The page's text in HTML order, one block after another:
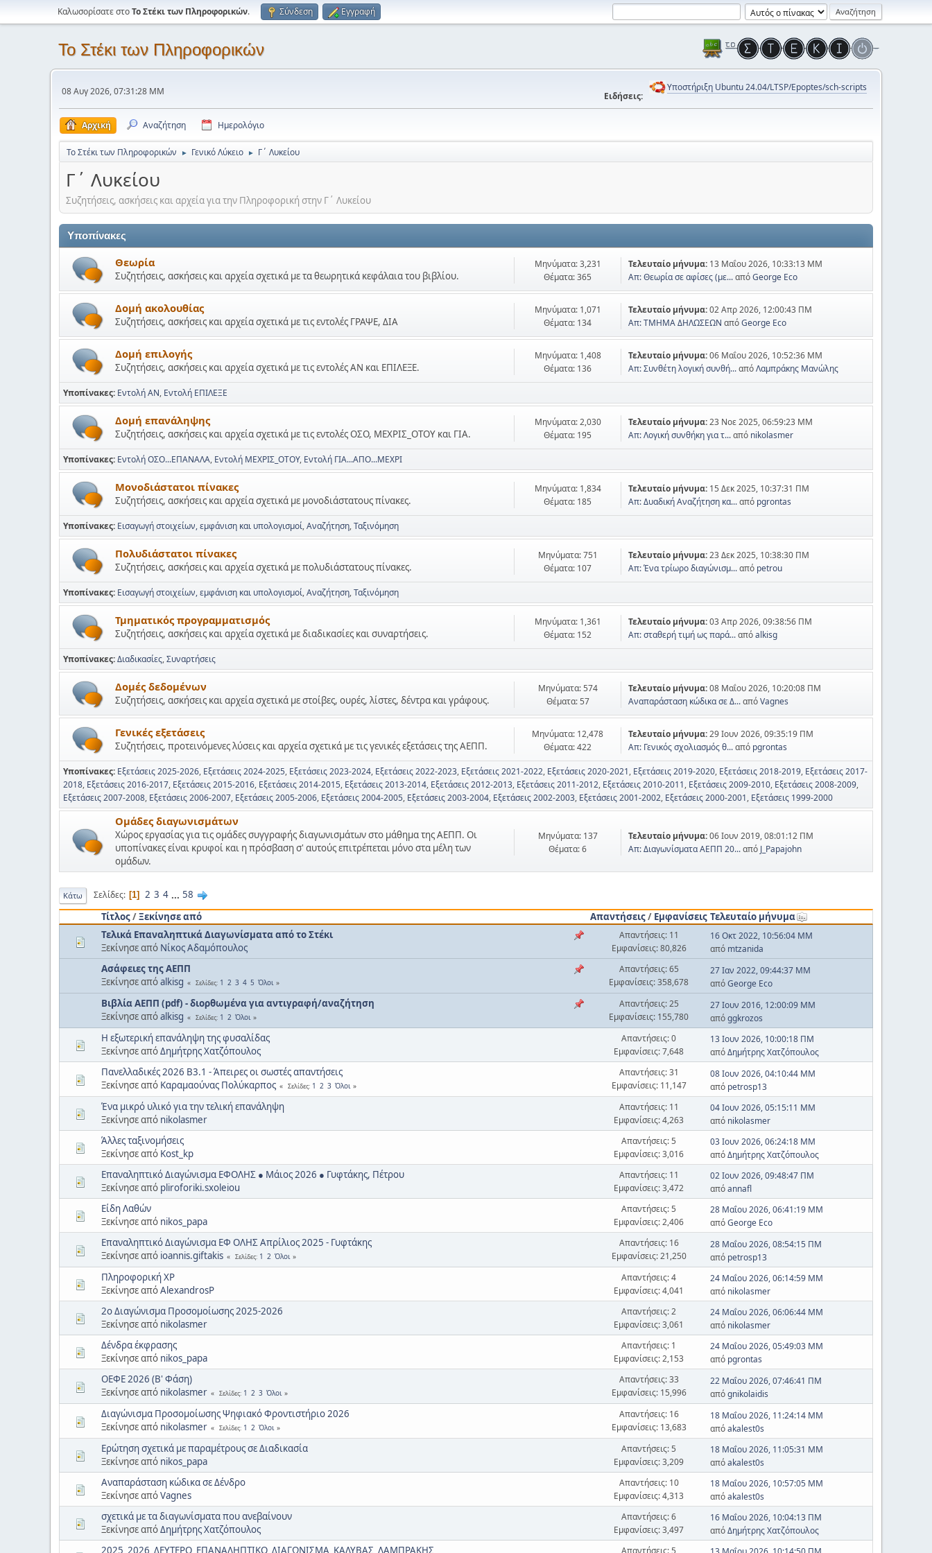
Καλωσορίσατε στοΤο Στέκι των Πληροφορικών. Σύνδεση Εγγραφή
Το Στέκι των Πληροφορικών
08 Αυγ 2026, 07:31:28 ΜΜ Ειδήσεις:
Υποστήριξη Ubuntu 24.04/LTSP/Epoptes/sch-scripts
Αρχική Αναζήτηση Ημερολόγιο
Το Στέκι των Πληροφορικών ► Γενικό Λύκειο ► Γ΄ Λυκείου
Γ΄ Λυκείου
Συζητήσεις, ασκήσεις και αρχεία για την Πληροφορική στην Γ΄ Λυκείου
Υποπίνακες
Θεωρία
Συζητήσεις, ασκήσεις και αρχεία σχετικά με τα θεωρητικά κεφάλαια του βιβλίου.
Μηνύματα: 3,231
Θέματα: 365
Τελευταίο μήνυμα: 13 Μαΐου 2026, 10:33:13 ΜΜ
Απ: Θεωρία σε αφίσες (με...απόGeorge Eco
Δομή ακολουθίας
Συζητήσεις, ασκήσεις και αρχεία σχετικά με τις εντολές ΓΡΑΨΕ, ΔΙΑ
Μηνύματα: 1,071
Θέματα: 134
Τελευταίο μήνυμα:02 Απρ 2026, 12:00:43 ΠΜ
Απ: ΤΜΗΜΑ ΔΗΛΩΣΕΩΝ απόGeorge Eco
Δομή επιλογής
Συζητήσεις, ασκήσεις και αρχεία σχετικά με τις εντολές ΑΝ και ΕΠΙΛΕΞΕ.
Μηνύματα: 1,408
Θέματα: 136
Τελευταίο μήνυμα:06 Μαΐου 2026, 10:52:36 ΜΜ
Απ: Συνθέτη λογική συνθή...απόΛαμπράκης Μανώλης
Υποπίνακες Εντολή ΑΝ Εντολή ΕΠΙΛΕΞΕ
Δομή επανάληψης
Συζητήσεις, ασκήσεις και αρχεία σχετικά με τις εντολές ΟΣΟ, ΜΕΧΡΙΣ_ΟΤΟΥ και ΓΙΑ.
Μηνύματα: 2,030
Θέματα: 195
Τελευταίο μήνυμα:23 Νοε 2025, 06:59:23 ΜΜ
Απ: Λογική συνθήκη για τ...από nikolasmer
Υποπίνακες Εντολή ΟΣΟ...ΕΠΑΝΑΛΑ Εντολή ΜΕΧΡΙΣ_ΟΤΟΥ Εντολή ΓΙΑ...ΑΠΟ...ΜΕΧΡΙ
Μονοδιάστατοι πίνακες
Συζητήσεις, ασκήσεις και αρχεία σχετικά με μονοδιάστατους πίνακες.
Μηνύματα: 1,834
Θέματα: 185
Τελευταίο μήνυμα: 15 Δεκ 2025, 10:37:31 ΠΜ
Απ: Δυαδική Αναζήτηση κα...από pgrontas
Υποπίνακες Εισαγωγή στοιχείων, εμφάνιση και υπολογισμοί Αναζήτηση Ταξινόμηση
Πολυδιάστατοι πίνακες
Συζητήσεις, ασκήσεις και αρχεία σχετικά με πολυδιάστατους πίνακες.
Μηνύματα: 751
Θέματα: 107
Τελευταίο μήνυμα:23 Δεκ 2025, 10:38:30 ΠΜ
Απ: Ένα τρίωρο διαγώνισμ...από petrou
Υποπίνακες Εισαγωγή στοιχείων, εμφάνιση και υπολογισμοί Αναζήτηση Ταξινόμηση
Τμηματικός προγραμματισμός
Συζητήσεις, ασκήσεις και αρχεία σχετικά με διαδικασίες και συναρτήσεις.
Μηνύματα: 1,361
Θέματα: 152
Τελευταίο μήνυμα:03 Απρ 2026, 09:38:56 ΠΜ
Απ: σταθερή τιμή ως παρά...απόalkisg
Υποπίνακες Διαδικασίες Συναρτήσεις
Δομές δεδομένων
Συζητήσεις, ασκήσεις και αρχεία σχετικά με στοίβες, ουρές, λίστες, δέντρα και γράφους.
Μηνύματα: 574
Θέματα: 57
Τελευταίο μήνυμα:08 Μαΐου 2026, 10:20:08 ΠΜ
Αναπαράσταση κώδικα σε Δ...απόVagnes
Γενικές εξετάσεις
Συζητήσεις, προτεινόμενες λύσεις και αρχεία σχετικά με τις γενικές εξετάσεις της ΑΕΠΠ.
Μηνύματα: 12,478
Θέματα: 422
Τελευταίο μήνυμα:29 Ιουν 2026, 09:35:19 ΠΜ
Απ: Γενικός σχολιασμός θ...από pgrontas
Υποπίνακες Εξετάσεις 2025-2026 Εξετάσεις 2024-2025 Εξετάσεις 2023-2024 Εξετάσεις 2022-2023 Εξετάσεις 2021-2022 Εξετάσεις 2020-2021 Εξετάσεις 2019-2020 Εξετάσεις 2018-2019 Εξετάσεις 2017-
2018 Εξετάσεις 2016-2017 Εξετάσεις 2015-2016 Εξετάσεις 2014-2015 Εξετάσεις 2013-2014 Εξετάσεις 2012-2013 Εξετάσεις 2011-2012 Εξετάσεις 2010-2011 Εξετάσεις 2009-2010 Εξετάσεις 2008-2009
Εξετάσεις 2007-2008 Εξετάσεις 2006-2007 Εξετάσεις 2005-2006 Εξετάσεις 2004-2005 Εξετάσεις 2003-2004 Εξετάσεις 2002-2003 Εξετάσεις 2001-2002 Εξετάσεις 2000-2001 Εξετάσεις 1999-2000
Ομάδες διαγωνισμάτων
Χώρος εργασίας για τις ομάδες συγγραφής διαγωνισμάτων στο μάθημα της ΑΕΠΠ. Οι
υποπίνακες είναι κρυφοί και η πρόσβαση σ' αυτούς επιτρέπεται μόνο στα μέλη των
ομάδων.
Μηνύματα: 137
Θέματα: 6
Τελευταίο μήνυμα:06 Ιουν 2019, 08:01:12 ΠΜ
Απ: Διαγωνίσματα ΑΕΠΠ 20...από J_Papajohn
Κάτω Σελίδες 1 2 3 4 ... 58
Τίτλος/Ξεκίνησε από Απαντήσεις/ Εμφανίσεις Τελευταίο μήνυμα
Τελικά Επαναληπτικά Διαγωνίσματα από το Στέκι
Ξεκίνησε από Νίκος Αδαμόπουλος
Απαντήσεις: 11
Εμφανίσεις: 80,826
16 Οκτ 2022, 10:56:04 ΜΜ
από mtzanida
Ασάφειες της ΑΕΠΠ
Ξεκίνησε απόalkisg Σελίδες 1 2 3 4 5 Όλοι
Απαντήσεις: 65
Εμφανίσεις: 358,678
27 Ιαν 2022, 09:44:37 ΜΜ
απόGeorge Eco
Βιβλία ΑΕΠΠ (pdf) - διορθωμένα για αντιγραφή/αναζήτηση
Ξεκίνησε απόalkisg Σελίδες 1 2 Όλοι
Απαντήσεις: 25
Εμφανίσεις: 155,780
27 Ιουν 2016, 12:00:09 ΜΜ
απόggkrozos
Η εξωτερική επανάληψη της φυσαλίδας
Ξεκίνησε απόΔημήτρης Χατζόπουλος
Απαντήσεις: 0
Εμφανίσεις: 7,648
13 Ιουν 2026, 10:00:18 ΠΜ
απόΔημήτρης Χατζόπουλος
Πανελλαδικές 2026 Β3.1 - Άπειρες οι σωστές απαντήσεις
Ξεκίνησε από Καραμαούνας Πολύκαρπος Σελίδες 1 2 3 Όλοι
Απαντήσεις: 31
Εμφανίσεις: 11,147
08 Ιουν 2026, 04:10:44 ΜΜ
από petrosp13
Ένα μικρό υλικό για την τελική επανάληψη
Ξεκίνησε από nikolasmer
Απαντήσεις: 11
Εμφανίσεις: 4,263
04 Ιουν 2026, 05:15:11 ΜΜ
από nikolasmer
Άλλες ταξινομήσεις
Ξεκίνησε από Kost_kp
Απαντήσεις: 5
Εμφανίσεις: 3,016
03 Ιουν 2026, 06:24:18 ΜΜ
απόΔημήτρης Χατζόπουλος
Επαναληπτικό Διαγώνισμα ΕΦΟΛΗΣ ● Μάιος 2026 ● Γυφτάκης, Πέτρου
Ξεκίνησε από pliroforiki.sxoleiou
Απαντήσεις: 11
Εμφανίσεις: 3,472
02 Ιουν 2026, 09:48:47 ΠΜ
απόannafl
Είδη Λαθών
Ξεκίνησε από nikos_papa
Απαντήσεις: 5
Εμφανίσεις: 2,406
28 Μαΐου 2026, 06:41:19 ΜΜ
απόGeorge Eco
Επαναληπτικό Διαγώνισμα ΕΦ ΟΛΗΣ Απρίλιος 2025 - Γυφτάκης
Ξεκίνησε από ioannis.giftakis Σελίδες 1 2 Όλοι
Απαντήσεις: 16
Εμφανίσεις: 21,250
28 Μαΐου 2026, 08:54:15 ΠΜ
από petrosp13
Πληροφορική XP
Ξεκίνησε απόAlexandrosP
Απαντήσεις: 4
Εμφανίσεις: 4,041
24 Μαΐου 2026, 06:14:59 ΜΜ
από nikolasmer
2ο Διαγώνισμα Προσομοίωσης 2025-2026
Ξεκίνησε από nikolasmer
Απαντήσεις: 2
Εμφανίσεις: 3,061
24 Μαΐου 2026, 06:06:44 ΜΜ
από nikolasmer
Δένδρα έκφρασης
Ξεκίνησε από nikos_papa
Απαντήσεις: 1
Εμφανίσεις: 2,153
24 Μαΐου 2026, 05:49:03 ΜΜ
από pgrontas
ΟΕΦΕ 2026 (Β' Φάση)
Ξεκίνησε από nikolasmer Σελίδες 1 2 3 Όλοι
Απαντήσεις: 33
Εμφανίσεις: 15,996
22 Μαΐου 2026, 07:46:41 ΠΜ
απόgnikolaidis
Διαγώνισμα Προσομοίωσης Ψηφιακό Φροντιστήριο 2026
Ξεκίνησε από nikolasmer Σελίδες 1 2 Όλοι
Απαντήσεις: 16
Εμφανίσεις: 13,683
18 Μαΐου 2026, 11:24:14 ΜΜ
απόakalest0s
Ερώτηση σχετικά με παραμέτρους σε Διαδικασία
Ξεκίνησε από nikos_papa
Απαντήσεις: 5
Εμφανίσεις: 3,209
18 Μαΐου 2026, 11:05:31 ΜΜ
απόakalest0s
Αναπαράσταση κώδικα σε Δένδρο
Ξεκίνησε απόVagnes
Απαντήσεις: 10
Εμφανίσεις: 4,313
18 Μαΐου 2026, 10:57:05 ΜΜ
απόakalest0s
σχετικά με τα διαγωνίσματα που ανεβαίνουν
Ξεκίνησε απόΔημήτρης Χατζόπουλος
Απαντήσεις: 6
Εμφανίσεις: 3,497
16 Μαΐου 2026, 10:04:13 ΠΜ
απόΔημήτρης Χατζόπουλος
2025_2026_ΔΕΥΤΕΡΟ_ΕΠΑΝΑΛΗΠΤΙΚΟ_ΔΙΑΓΩΝΙΣΜΑ_ΚΑΛΥΒΑΣ_ΛΑΜΠΡΑΚΗΣ Απαντήσεις: 5